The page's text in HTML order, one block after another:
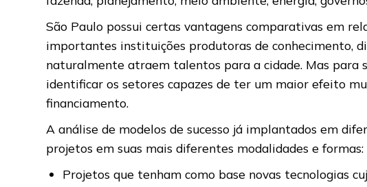
São Paulo possui certas vantagens comparativas em
importantes instituições produtoras de conhecimento,
naturalmente atraem talentos para a cidade. Mas para
identificar os setores capazes de ter um maior efeito
financiamento.
A análise de modelos de sucesso já implantados em
projetos em suas mais diferentes modalidades e formas:
Projetos que tenham como base novas tecnologias